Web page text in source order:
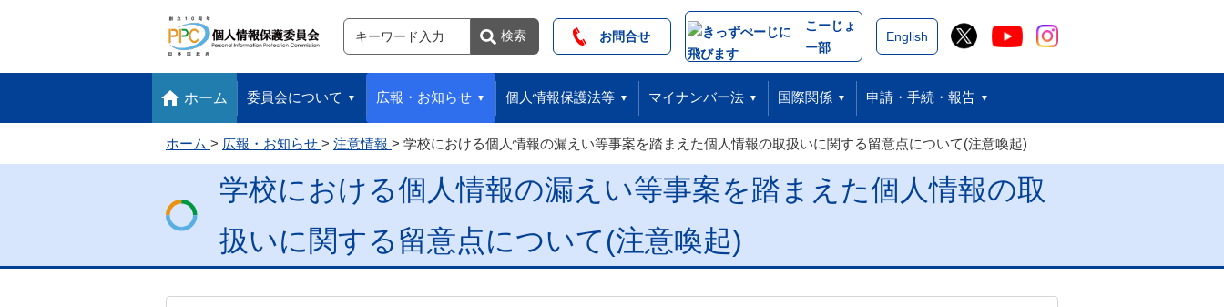
フッターへ移動します 閉じる
サイト内検索
検索 検索 お問合せ
こーじょ
ー部
English
ホーム 委員会について 広報・お知らせ 個人情報保護法等 マイナンバー法 国際関係 申請・手続・報告
ホーム 広報・お知らせ 注意情報 学校における個人情報の漏えい等事案を踏まえた個人情報の取扱いに関する留意点について(注意喚起)
学校における個人情報の漏えい等事案を踏まえた個人情報の取
扱いに関する留意点について(注意喚起)